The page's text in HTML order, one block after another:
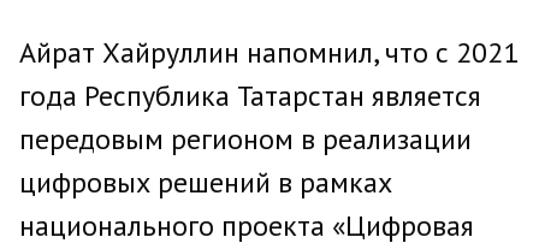
Айрат Хайруллин напомнил, что с 2021
года Республика Татарстан является
передовым регионом в реализации
цифровых решений в рамках
национального проекта «Цифровая